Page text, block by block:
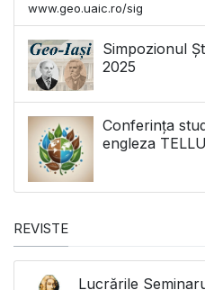
www.geo.uaic.ro/sig
Simpozionul
2025
Conferința
engleza
REVISTE
Lucrările